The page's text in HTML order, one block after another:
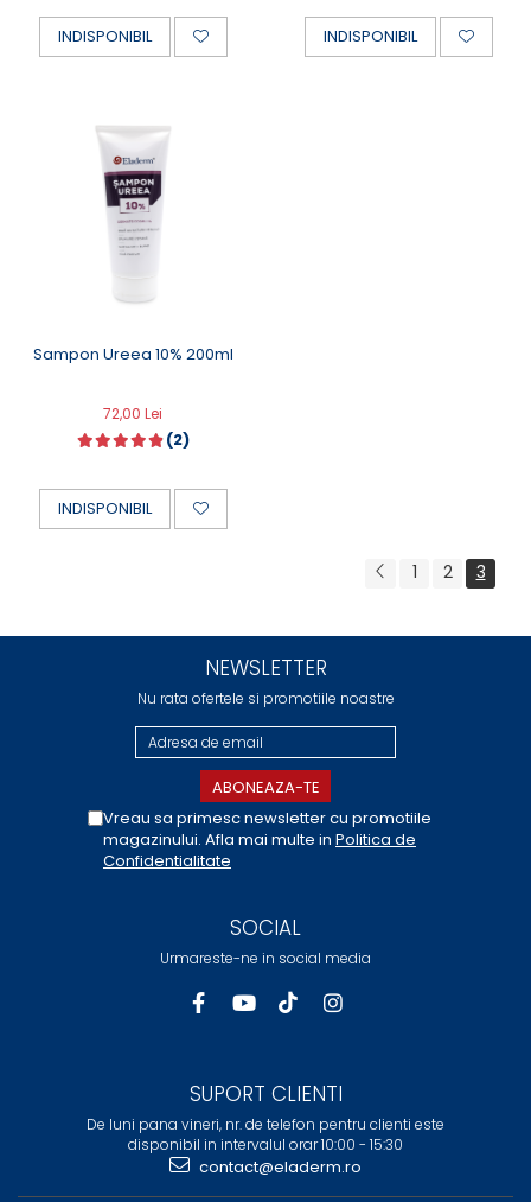
INDISPONIBIL INDISPONIBIL
Sampon Ureea 10% 200ml
72,00 Lei
(2)
INDISPONIBIL
1 2 3
NEWSLETTER
Nu rata ofertele si promotiile noastre
Vreau sa primesc newsletter cu promotiile
magazinului. Afla mai multe in Politica de
Confidentialitate
SOCIAL
Urmareste-ne in social media
SUPORT CLIENTI
De luni pana vineri, nr. de telefon pentru clienti este
disponibil in intervalul orar 10:00 - 15:30
contact@eladerm.ro